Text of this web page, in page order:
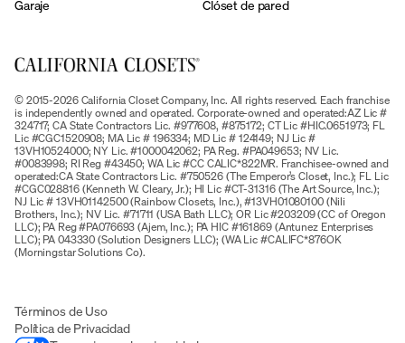
Garaje
Clóset de pared
© 2015-2026 California Closet Company, Inc. All rights reserved. Each franchise
is independently owned and operated. Corporate-owned and operated:AZ Lic #
324717; CA State Contractors Lic. #977608, #875172; CT Lic #HIC.0651973; FL
Lic #CGC1520908; MA Lic # 196334; MD Lic # 124149; NJ Lic #
13VH10524000; NY Lic. #1000042062; PA Reg. #PA049653; NV Lic.
#0083998; RI Reg #43450; WA Lic #CC CALIC*822MR. Franchisee-owned and
operated:CA State Contractors Lic. #750526 (The Emperor’s Closet, Inc.); FL Lic
#CGC028816 (Kenneth W. Cleary, Jr.); HI Lic #CT-31316 (The Art Source, Inc.);
NJ Lic # 13VH01142500 (Rainbow Closets, Inc.), #13VH01080100 (Nili
Brothers, Inc.); NV Lic. #71711 (USA Bath LLC); OR Lic #203209 (CC of Oregon
LLC); PA Reg #PA076693 (Ajem, Inc.); PA HIC #161869 (Antunez Enterprises
LLC); PA 043330 (Solution Designers LLC); (WA Lic #CALIFC*876OK
(Morningstar Solutions Co).
Términos de Uso
Política de Privacidad